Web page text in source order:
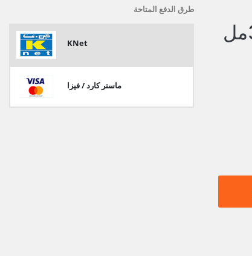
طرق الدفع المتاحة
KNet
ماستر كارد / فيزا